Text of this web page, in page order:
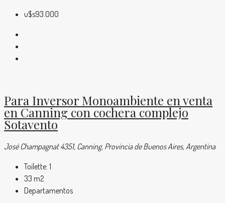
u$s93.000
Para Inversor Monoambiente en venta
en Canning con cochera complejo
Sotavento
José Champagnat 4351, Canning, Provincia de Buenos Aires, Argentina
Toilette: 1
33 m2
Departamentos